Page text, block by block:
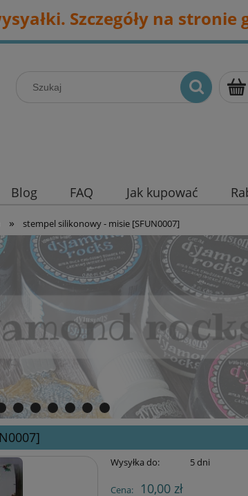
Szczegóły na stronie
Blog FAQ Jak kupować
» stempel silikonowy - misie [SFUN0007]
Wysyłka do: 5 dni
Cena: 10,00 zł